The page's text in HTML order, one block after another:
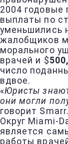
2004 годовые
выплаты по
уменьшились
жалобщиков
морального
врачей и $
число
вдвое.
«Юристы
они могли
говорит Smarr.
Округ Miami-
является
работы